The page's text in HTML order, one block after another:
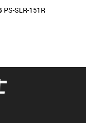
موزع مياه RO قائم بذاته مع ضاغط PS-SLR-151R